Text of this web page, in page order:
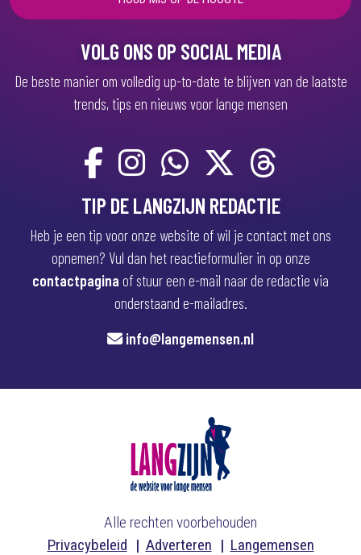
VOLG ONS OP SOCIAL MEDIA
De beste manier om volledig up-to-date te blijven van de laatste
trends, tips en nieuws voor lange mensen
TIP DE LANGZIJN REDACTIE
Heb je een tip voor onze website of wil je contact met ons
opnemen? Vul dan het reactieformulier in op onze
contactpagina of stuur een e-mail naar de redactie via
onderstaand e-mailadres.
info@langemensen.nl
Alle rechten voorbehouden
Privacybeleid
Adverteren Langemensen